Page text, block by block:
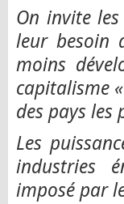
On invite
leur besoin
moins
capitalisme
des pays les
Les
industries
imposé par